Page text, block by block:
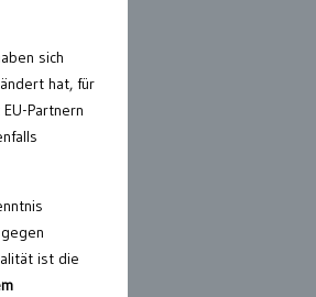
sich
hat, für
Partnern
ist die